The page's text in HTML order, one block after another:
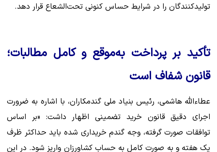
تولیدکنندگان را در شرایط حساس کنونی تحت‌الشعاع قرار دهد.
تأکید بر پرداخت به‌موقع و کامل مطالبات؛
قانون شفاف است
عطاءالله هاشمی، رئیس بنیاد ملی گندمکاران، با اشاره به ضرورت
اجرای دقیق قانون خرید تضمینی اظهار داشت: «بر اساس
توافقات صورت گرفته، وجه گندم خریداری شده باید حداکثر ظرف
یک هفته و به صورت کامل به حساب کشاورزان واریز شود. در این